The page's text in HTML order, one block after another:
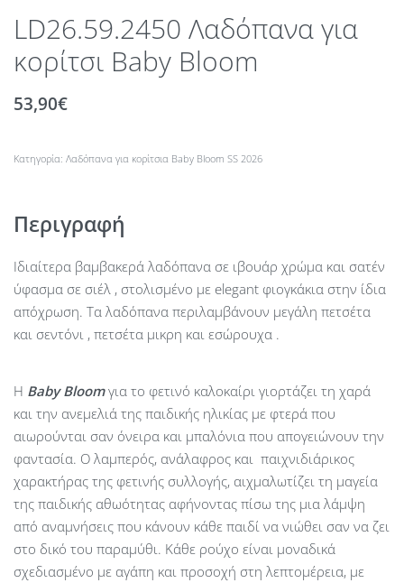
LD26.59.2450 Λαδόπανα για
κορίτσι Βaby Bloom
53,90€
Κατηγορία: Λαδόπανα για κορίτσια Baby Bloom SS 2026
Περιγραφή
Ιδιαίτερα βαμβακερά λαδόπανα σε ιβουάρ χρώμα και σατέν
ύφασμα σε σιέλ , στολισμένο με elegant φιογκάκια στην ίδια
απόχρωση. Τα λαδόπανα περιλαμβάνουν μεγάλη πετσέτα
και σεντόνι , πετσέτα μικρη και εσώρουχα .
Η Baby Bloom για το φετινό καλοκαίρι γιορτάζει τη χαρά
και την ανεμελιά της παιδικής ηλικίας με φτερά που
αιωρούνται σαν όνειρα και μπαλόνια που απογειώνουν την
φαντασία. Ο λαμπερός, ανάλαφρος και παιχνιδιάρικος
χαρακτήρας της φετινής συλλογής, αιχμαλωτίζει τη μαγεία
της παιδικής αθωότητας αφήνοντας πίσω της μια λάμψη
από αναμνήσεις που κάνουν κάθε παιδί να νιώθει σαν να ζει
στο δικό του παραμύθι. Κάθε ρούχο είναι μοναδικά
σχεδιασμένο με αγάπη και προσοχή στη λεπτομέρεια, με